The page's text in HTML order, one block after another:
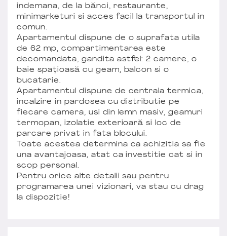
indemana, de la bănci, restaurante,
minimarketuri si acces facil la transportul in
comun.
Apartamentul dispune de o suprafata utila
de 62 mp, compartimentarea este
decomandata, gandita astfel: 2 camere, o
baie spațioasă cu geam, balcon si o
bucatarie.
Apartamentul dispune de centrala termica,
incalzire in pardosea cu distributie pe
fiecare camera, usi din lemn masiv, geamuri
termopan, izolatie exterioară si loc de
parcare privat in fata blocului.
Toate acestea determina ca achizitia sa fie
una avantajoasa, atat ca investitie cat si in
scop personal.
Pentru orice alte detalii sau pentru
programarea unei vizionari, va stau cu drag
la dispozitie!